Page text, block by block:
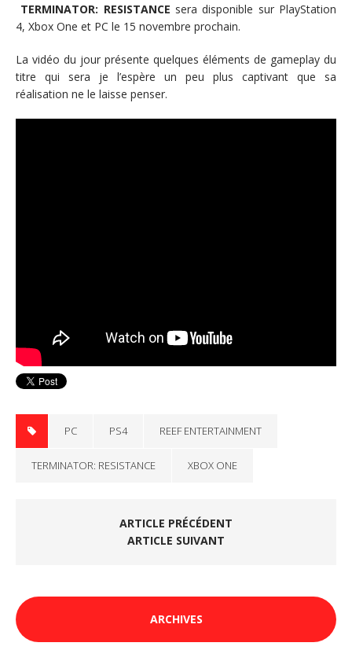
TERMINATOR: RESISTANCE sera disponible sur PlayStation
4, Xbox One et PC le 15 novembre prochain.
La vidéo du jour présente quelques éléments de gameplay du
titre qui sera je l’espère un peu plus captivant que sa
réalisation ne le laisse penser.
PC PS4 REEF ENTERTAINMENT
TERMINATOR: RESISTANCE XBOX ONE
ARTICLE PRÉCÉDENT
ARTICLE SUIVANT
ARCHIVES